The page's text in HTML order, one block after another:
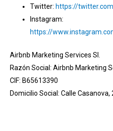
Twitter: https://
Instagram:
https://
Airbnb Marketing Services Sl.
Razón Social: Airbnb Marketing
CIF: B65613390
Domicilio Social: Calle Casanova,